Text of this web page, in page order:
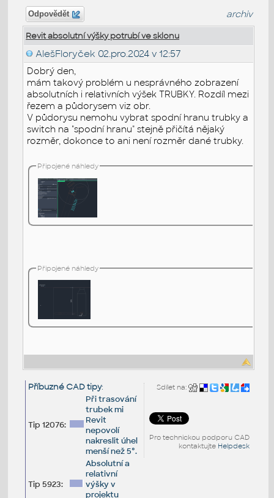
Odpovědět archiv
Revit absolutní výšky potrubí ve sklonu
AlešFloryček 02.pro.2024 v 12:57
Dobrý den,
mám takový problém u nesprávného zobrazení
absolutních i relativních výšek TRUBKY. Rozdíl mezi
řezem a půdorysem viz obr.
V půdorysu nemohu vybrat spodní hranu trubky a
switch na "spodní hranu" stejně přičítá nějaký
rozměr, dokonce to ani není rozměr dané trubky.
Připojené náhledy
Připojené náhledy
Sdílet na:
Pro technickou podporu CAD
kontaktujte Helpdesk
Příbuzné CAD tipy:
Tip 12076:
Při trasování
trubek mi
Revit
nepovolí
nakreslit úhel
menší než 5°.
Tip 5923:
Absolutní a
relativní
výšky v
projektu